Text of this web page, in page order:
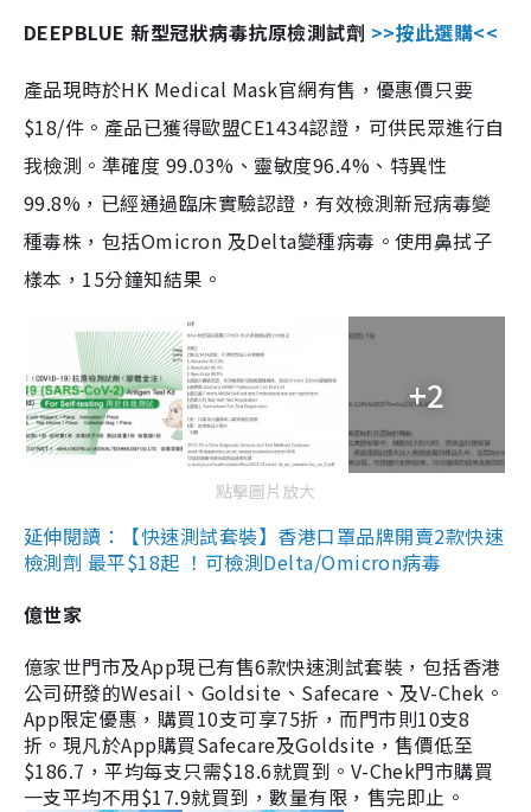
DEEPBLUE 新型冠狀病毒抗原檢測試劑 >>按此選購<<
產品現時於HK Medical Mask官網有售，優惠價只要
$18/件。產品已獲得歐盟CE1434認證，可供民眾進行自
我檢測。準確度 99.03%、靈敏度96.4%、特異性
99.8%，已經通過臨床實驗認證，有效檢測新冠病毒變
種毒株，包括Omicron 及Delta變種病毒。使用鼻拭子
樣本，15分鐘知結果。
+2
點擊圖片放大
延伸閱讀：【快速測試套裝】香港口罩品牌開賣2款快速
檢測劑 最平$18起 ！可檢測Delta/Omicron病毒
億世家
億家世門市及App現已有售6款快速測試套裝，包括香港
公司研發的Wesail、Goldsite、Safecare、及V-Chek。
App限定優惠，購買10支可享75折，而門市則10支8
折。現凡於App購買Safecare及Goldsite，售價低至
$186.7，平均每支只需$18.6就買到。V-Chek門市購買
一支平均不用$17.9就買到，數量有限，售完即止。